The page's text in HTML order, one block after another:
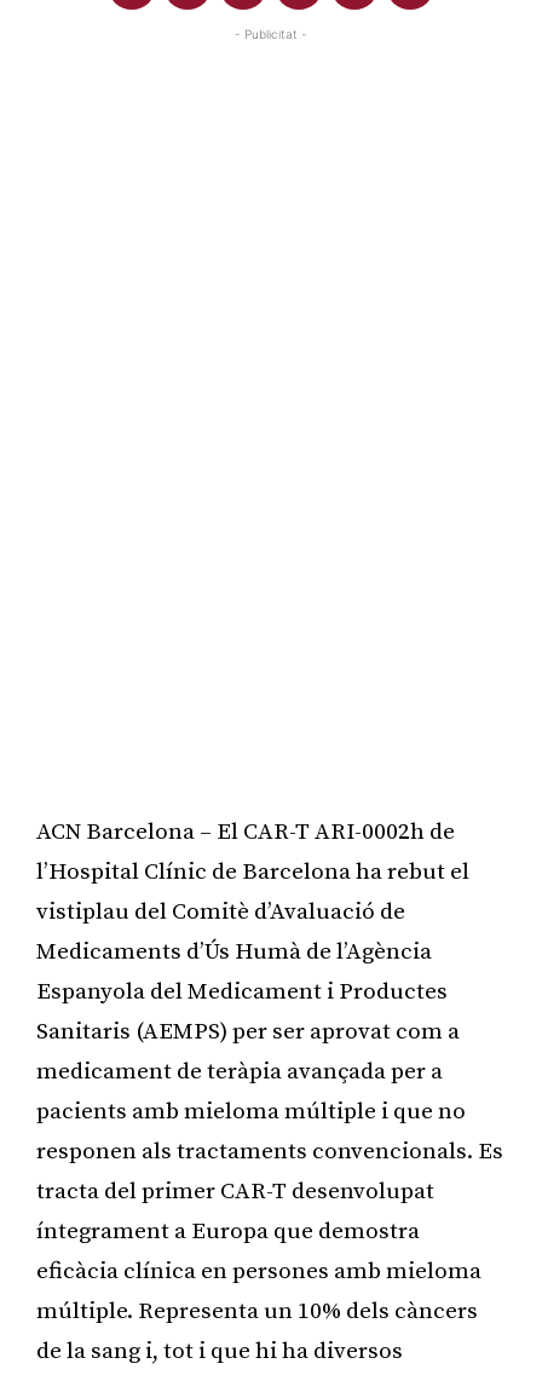
- Publicitat -
ACN Barcelona – El CAR-T ARI-0002h de
l’Hospital Clínic de Barcelona ha rebut el
vistiplau del Comitè d’Avaluació de
Medicaments d’Ús Humà de l’Agència
Espanyola del Medicament i Productes
Sanitaris (AEMPS) per ser aprovat com a
medicament de teràpia avançada per a
pacients amb mieloma múltiple i que no
responen als tractaments convencionals. Es
tracta del primer CAR-T desenvolupat
íntegrament a Europa que demostra
eficàcia clínica en persones amb mieloma
múltiple. Representa un 10% dels càncers
de la sang i, tot i que hi ha diversos